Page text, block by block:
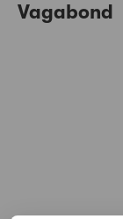
Vagabond